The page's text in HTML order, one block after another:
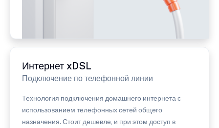
Интернет xDSL
Подключение по телефонной линии
Технология подключения домашнего интернета с
использованием телефонных сетей общего
назначения. Стоит дешевле, и при этом доступ в